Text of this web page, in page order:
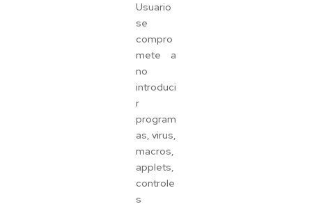
Usuario
se
compro
mete a
no
introduci
r
program
as, virus,
macros,
applets,
controle
s